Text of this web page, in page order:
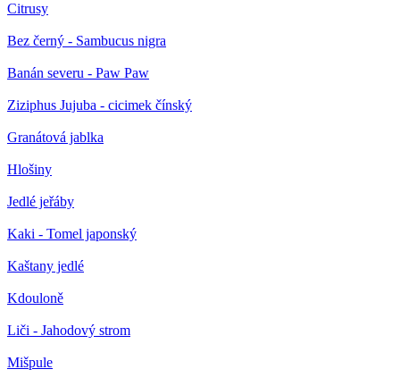
Citrusy
Bez černý - Sambucus nigra
Banán severu - Paw Paw
Ziziphus Jujuba - cicimek čínský
Granátová jablka
Hlošiny
Jedlé jeřáby
Kaki - Tomel japonský
Kaštany jedlé
Kdouloně
Liči - Jahodový strom
Mišpule